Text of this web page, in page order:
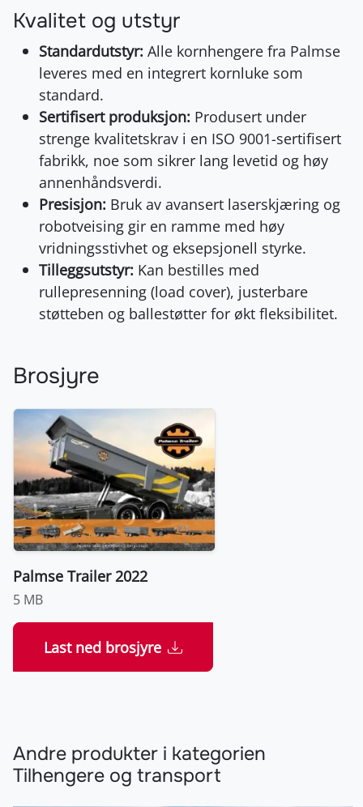
Kvalitet og utstyr
Standardutstyr: Alle kornhengere fra Palmse
leveres med en integrert kornluke som
standard.
Sertifisert produksjon: Produsert under
strenge kvalitetskrav i en ISO 9001-sertifisert
fabrikk, noe som sikrer lang levetid og høy
annenhåndsverdi.
Presisjon: Bruk av avansert laserskjæring og
robotveising gir en ramme med høy
vridningsstivhet og eksepsjonell styrke.
Tilleggsutstyr: Kan bestilles med
rullepresenning (load cover), justerbare
støtteben og ballestøtter for økt fleksibilitet.
Brosjyre
Palmse Trailer 2022
5 MB
Last ned brosjyre
Andre produkter i kategorien
Tilhengere og transport